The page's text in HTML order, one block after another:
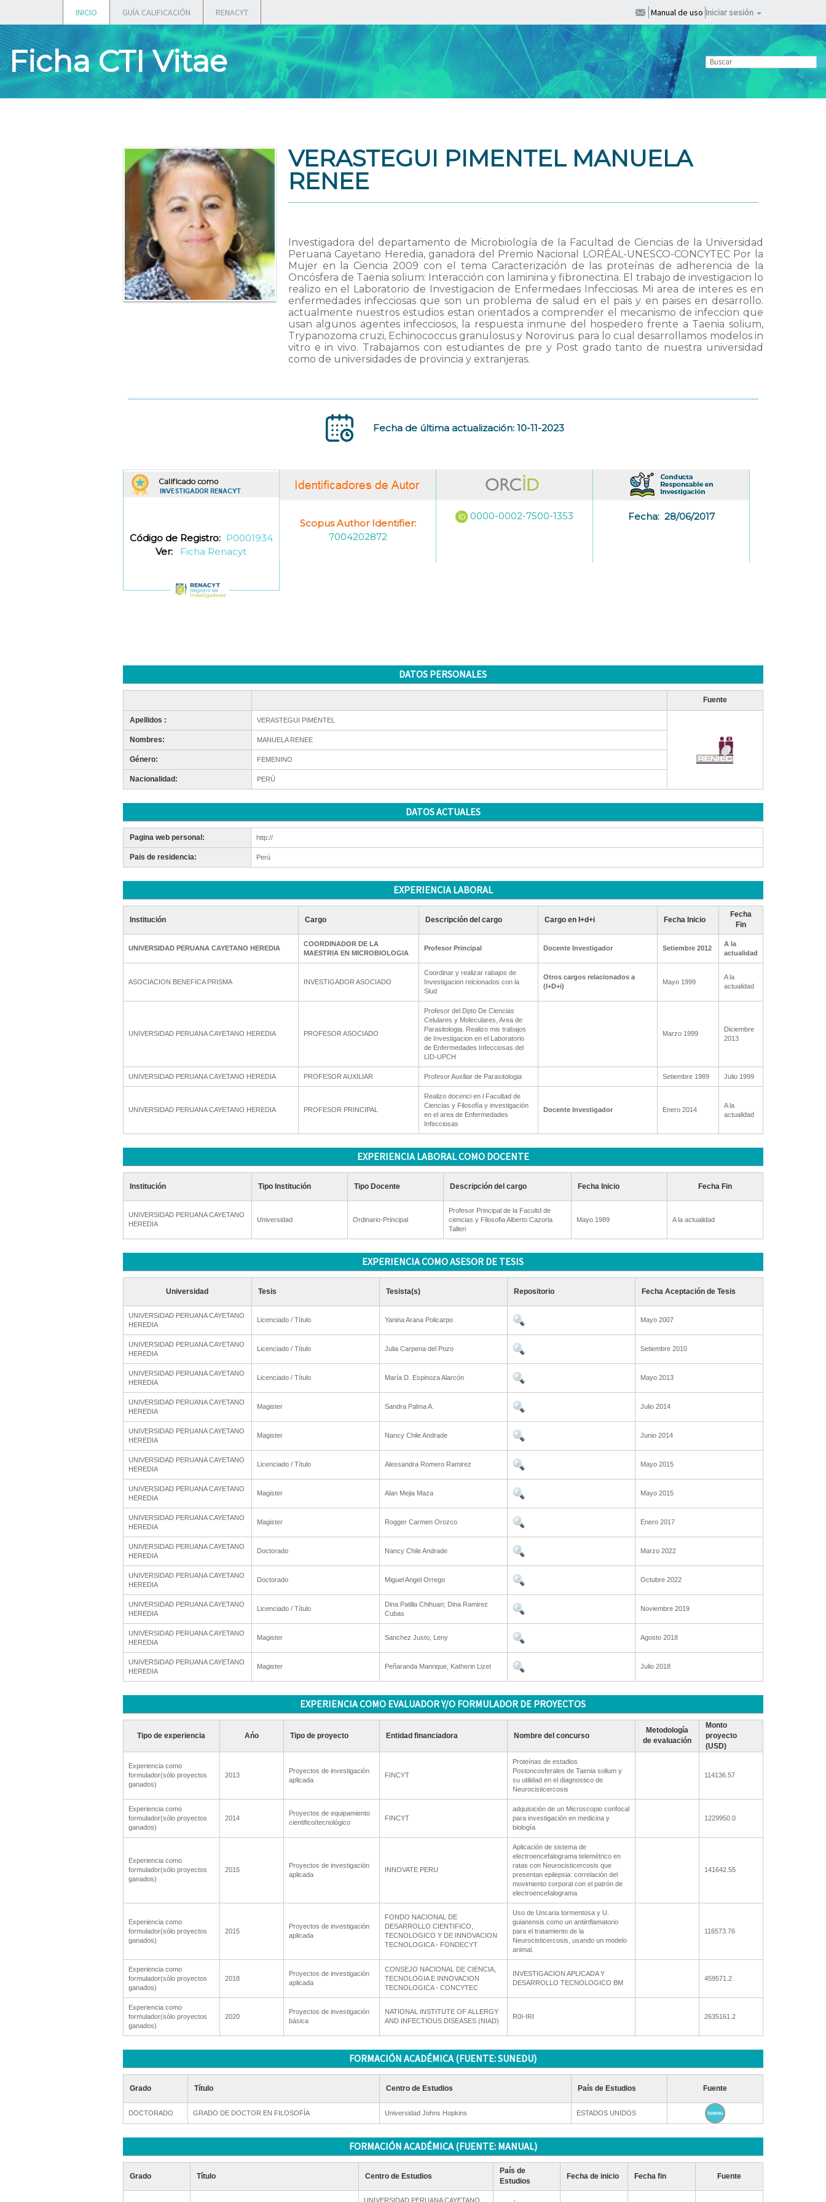
INICIO GUÍA CALIFICACIÓN RENACYT Manual de uso Iniciar sesión
Ficha CTI Vitae
VERASTEGUI PIMENTEL MANUELA
RENEE
Investigadora del departamento de Microbiología de la Facultad de Ciencias de la Universidad
Peruana Cayetano Heredia, ganadora del Premio Nacional LORÉAL-UNESCO-CONCYTEC Por la
Mujer en la Ciencia 2009 con el tema Caracterización de las proteínas de adherencia de la
Oncósfera de Taenia solium: Interacción con laminina y fibronectina. El trabajo de investigacion lo
realizo en el Laboratorio de Investigacion de Enfermedaes Infecciosas. Mi area de interes es en
enfermedades infecciosas que son un problema de salud en el pais y en paises en desarrollo.
actualmente nuestros estudios estan orientados a comprender el mecanismo de infeccion que
usan algunos agentes infecciosos, la respuesta inmune del hospedero frente a Taenia solium,
Trypanozoma cruzi, Echinococcus granulosus y Norovirus. para lo cual desarrollamos modelos in
vitro e in vivo. Trabajamos con estudiantes de pre y Post grado tanto de nuestra universidad
como de universidades de provincia y extranjeras.
Fecha de última actualización: 10-11-2023
Código de Registro: P0001934
Ver:
Ficha Renacyt
Scopus Author Identifier:
7004202872
0000-0002-7500-1353 Fecha: 28/06/2017
DATOS PERSONALES
Fuente
Apellidos : VERASTEGUI PIMENTEL
Nombres: MANUELA RENEE
Género: FEMENINO
Nacionalidad: PERÚ
DATOS ACTUALES
Pagina web personal: http://
Pais de residencia: Perú
EXPERIENCIA LABORAL
Institución Cargo Descripción del cargo Cargo en I+d+i Fecha Inicio
Fecha
Fin
UNIVERSIDAD PERUANA CAYETANO HEREDIA
COORDINADOR DE LA
MAESTRIA EN MICROBIOLOGIA
Profesor Principal Docente Investigador Setiembre 2012
A la
actualidad
ASOCIACION BENEFICA PRISMA INVESTIGADOR ASOCIADO
Coordinar y realizar rabajos de
Investigacion relcionados con la
Slud
Otros cargos relacionados a
(I+D+i)
Mayo 1999
A la
actualidad
UNIVERSIDAD PERUANA CAYETANO HEREDIA PROFESOR ASOCIADO
Profesor del Dpto De Ciencias
Celulares y Moleculares, Area de
Parasitologia. Realizo mis trabajos
de Investigacion en el Laboratorio
de Enfermedades Infecciosas del
LID-UPCH
Marzo 1999
Diciembre
2013
UNIVERSIDAD PERUANA CAYETANO HEREDIA PROFESOR AUXILIAR Profesor Auxiliar de Parasitologia Setiembre 1989 Julio 1999
UNIVERSIDAD PERUANA CAYETANO HEREDIA PROFESOR PRINCIPAL
Realizo docenci en l Facultad de
Ciencias y Filosofía y investigación
en el area de Enfermedades
Infecciosas
Docente Investigador Enero 2014
A la
actualidad
EXPERIENCIA LABORAL COMO DOCENTE
Institución Tipo Institución Tipo Docente Descripción del cargo Fecha Inicio Fecha Fin
UNIVERSIDAD PERUANA CAYETANO
HEREDIA
Universidad Ordinario-Principal
Profesor Principal de la Facultd de
ciencias y Filosofia Alberto Cazorla
Talleri
Mayo 1989 A la actualidad
EXPERIENCIA COMO ASESOR DE TESIS
Universidad Tesis Tesista(s) Repositorio Fecha Aceptación de Tesis
UNIVERSIDAD PERUANA CAYETANO
HEREDIA
Licenciado / Título Yanina Arana Policarpo Mayo 2007
UNIVERSIDAD PERUANA CAYETANO
HEREDIA
Licenciado / Título Julia Carpena del Pozo Setiembre 2010
UNIVERSIDAD PERUANA CAYETANO
HEREDIA
Licenciado / Título María D. Espinoza Alarcón Mayo 2013
UNIVERSIDAD PERUANA CAYETANO
HEREDIA
Magister Sandra Palma A. Julio 2014
UNIVERSIDAD PERUANA CAYETANO
HEREDIA
Magister Nancy Chile Andrade Junio 2014
UNIVERSIDAD PERUANA CAYETANO
HEREDIA
Licenciado / Título Alessandra Romero Ramirez Mayo 2015
UNIVERSIDAD PERUANA CAYETANO
HEREDIA
Magister Alan Mejia Maza Mayo 2015
UNIVERSIDAD PERUANA CAYETANO
HEREDIA
Magister Rogger Carmen Orozco Enero 2017
UNIVERSIDAD PERUANA CAYETANO
HEREDIA
Doctorado Nancy Chile Andrade Marzo 2022
UNIVERSIDAD PERUANA CAYETANO
HEREDIA
Doctorado Miguel Angel Orrego Octubre 2022
UNIVERSIDAD PERUANA CAYETANO
HEREDIA
Licenciado / Título
Dina Patilla Chihuan; Dina Ramirez
Cubas
Noviembre 2019
UNIVERSIDAD PERUANA CAYETANO
HEREDIA
Magister Sanchez Justo, Leny Agosto 2018
UNIVERSIDAD PERUANA CAYETANO
HEREDIA
Magister Peñaranda Manrique, Katherin Lizet Julio 2018
EXPERIENCIA COMO EVALUADOR Y/O FORMULADOR DE PROYECTOS
Tipo de experiencia Ańo Tipo de proyecto Entidad financiadora Nombre del concurso
Metodología
de evaluación
Monto
proyecto
(USD)
Experiencia como
formulador(sólo proyectos
ganados)
2013
Proyectos de investigación
aplicada
FINCYT
Proteínas de estadios
Postoncosferales de Taenia solium y
su utilidad en el diagnostico de
Neurocisticercosis
114136.57
Experiencia como
formulador(sólo proyectos
ganados)
2014
Proyectos de equipamiento
cientifico/tecnológico
FINCYT
adquisición de un Microscopio confocal
para investigación en medicina y
biología
1229950.0
Experiencia como
formulador(sólo proyectos
ganados)
2015
Proyectos de investigación
aplicada
INNOVATE PERU
Aplicación de sistema de
electroencefalograma telemétrico en
ratas con Neurocisticercosis que
presentan epilepsia: correlación del
movimiento corporal con el patrón de
electroencefalograma
141642.55
Experiencia como
formulador(sólo proyectos
ganados)
2015
Proyectos de investigación
aplicada
FONDO NACIONAL DE
DESARROLLO CIENTIFICO,
TECNOLOGICO Y DE INNOVACION
TECNOLOGICA - FONDECYT
Uso de Uncaria tormentosa y U.
guianensis como un antiinflamatorio
para el tratamiento de la
Neurocisticercosis, usando un modelo
animal.
116573.76
Experiencia como
formulador(sólo proyectos
ganados)
2018
Proyectos de investigación
aplicada
CONSEJO NACIONAL DE CIENCIA,
TECNOLOGIA E INNOVACION
TECNOLOGICA - CONCYTEC
INVESTIGACION APLICADA Y
DESARROLLO TECNOLOGICO BM
459571.2
Experiencia como
formulador(sólo proyectos
ganados)
2020
Proyectos de investigación
básica
NATIONAL INSTITUTE OF ALLERGY
AND INFECTIOUS DISEASES (NIAD)
R0I-IRI 2635161.2
FORMACIÓN ACADÉMICA (FUENTE: SUNEDU)
Grado Título Centro de Estudios País de Estudios Fuente
DOCTORADO GRADO DE DOCTOR EN FILOSOFÍA Universidad Johns Hopkins ESTADOS UNIDOS
FORMACIÓN ACADÉMICA (FUENTE: MANUAL)
Grado Título Centro de Estudios
País de
Estudios
Fecha de inicio Fecha fin Fuente
UNIVERSIDAD PERUANA CAYETANO